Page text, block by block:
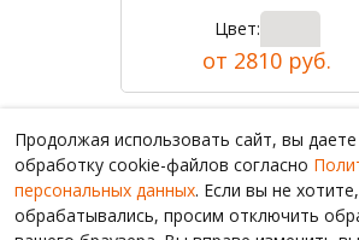
Цвет:
от 2810 руб.
Продолжая использовать сайт, вы даете
обработку cookie-файлов согласно
персональных данных. Если вы не
обрабатывались, просим отключить